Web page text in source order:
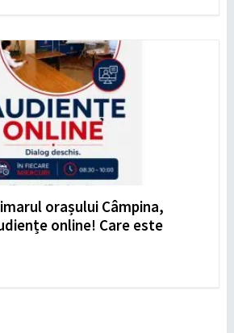
orașului Câmpina,
online! Care este